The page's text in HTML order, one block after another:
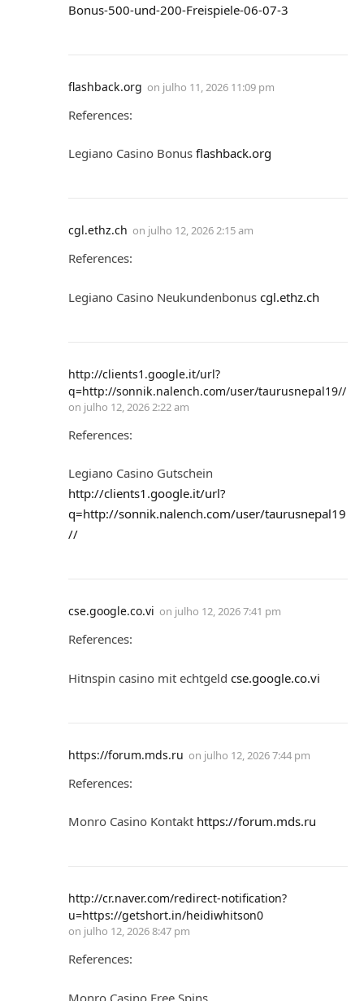
Bonus-500-und-200-Freispiele-06-07-3
flashback.org on julho 11, 2026 11:09 pm
References:
Legiano Casino Bonus flashback.org
cgl.ethz.ch on julho 12, 2026 2:15 am
References:
Legiano Casino Neukundenbonus cgl.ethz.ch
http://clients1.google.it/url?
q=http://sonnik.nalench.com/user/taurusnepal19//
on julho 12, 2026 2:22 am
References:
Legiano Casino Gutschein
http://clients1.google.it/url?
q=http://sonnik.nalench.com/user/taurusnepal19
//
cse.google.co.vi on julho 12, 2026 7:41 pm
References:
Hitnspin casino mit echtgeld cse.google.co.vi
https://forum.mds.ru on julho 12, 2026 7:44 pm
References:
Monro Casino Kontakt https://forum.mds.ru
http://cr.naver.com/redirect-notification?
u=https://getshort.in/heidiwhitson0
on julho 12, 2026 8:47 pm
References:
Monro Casino Free Spins